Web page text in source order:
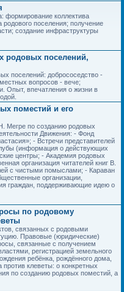
формирование коллектива
поселения; получение
создание инфраструктуры
родовых поселений,
поселений: добрососедство -
вопросов - вече;
Опыт, впечатления о жизни в
поместий и его
Мегре по созданию родовых
Движения: - Фонд
- Встречи представителей
(информация о действующих
центры; - Академия родовых
организация читателей книг В.
с чистыми помыслами; - Караван
организации,
граждан, поддерживающие идею о
по родовому
связанных с родовыми
Правовые (юридические)
связанные с получением
регистрацией земельного
ребёнка, рождённого дома,
клеветы: о конкретных
по созданию родовых поместий, а